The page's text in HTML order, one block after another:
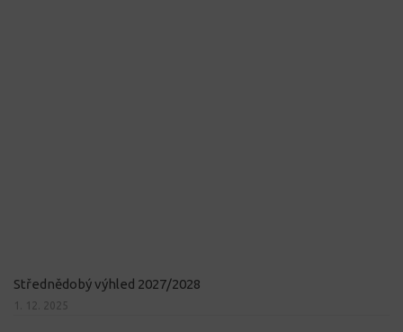
Střednědobý výhled 2027/2028
1. 12. 2025